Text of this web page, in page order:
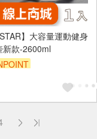
STAR】大容量運動健身
新款-2600ml